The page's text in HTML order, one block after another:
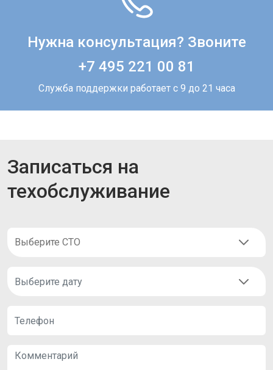
Нужна консультация? Звоните
+7 495 221 00 81
Служба поддержки работает с 9 до 21 часа
Записаться на
техобслуживание